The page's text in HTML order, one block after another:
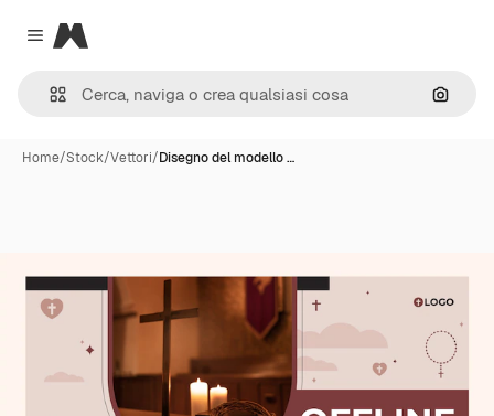
Close menu
Magnific
Cerca
Home/Stock/Vettori/Disegno del modello …